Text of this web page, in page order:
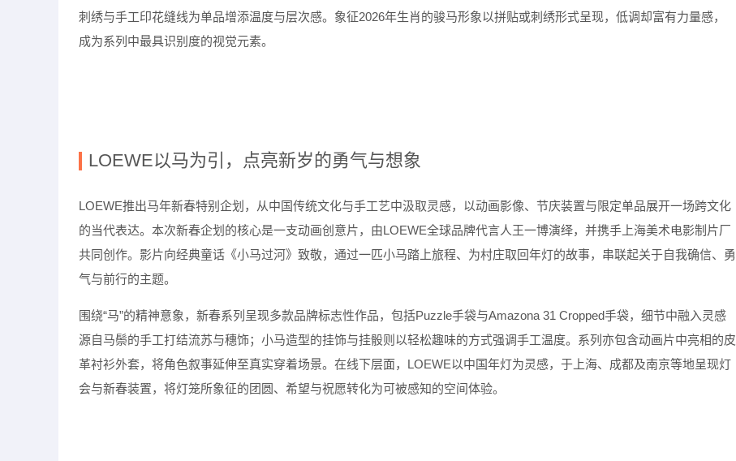
刺绣与手工印花缝线为单品增添温度与层次感。象征2026年生肖的骏马形象以拼贴或刺绣形式呈现，低调却富有力量感，
成为系列中最具识别度的视觉元素。
LOEWE以马为引，点亮新岁的勇气与想象
LOEWE推出马年新春特别企划，从中国传统文化与手工艺中汲取灵感，以动画影像、节庆装置与限定单品展开一场跨文化
的当代表达。本次新春企划的核心是一支动画创意片，由LOEWE全球品牌代言人王一博演绎，并携手上海美术电影制片厂
共同创作。影片向经典童话《小马过河》致敬，通过一匹小马踏上旅程、为村庄取回年灯的故事，串联起关于自我确信、勇
气与前行的主题。
围绕“马”的精神意象，新春系列呈现多款品牌标志性作品，包括Puzzle手袋与Amazona 31 Cropped手袋，细节中融入灵感
源自马鬃的手工打结流苏与穗饰；小马造型的挂饰与挂骰则以轻松趣味的方式强调手工温度。系列亦包含动画片中亮相的皮
革衬衫外套，将角色叙事延伸至真实穿着场景。在线下层面， LOEWE以中国年灯为灵感，于上海、成都及南京等地呈现灯
会与新春装置，将灯笼所象征的团圆、希望与祝愿转化为可被感知的空间体验。